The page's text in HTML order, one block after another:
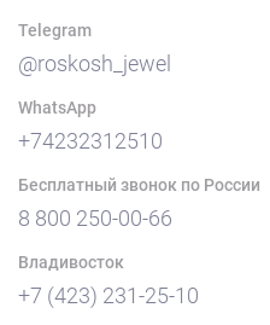
Telegram
@roskosh_jewel
WhatsApp
+74232312510
Бесплатный звонок по России
8 800 250-00-66
Владивосток
+7 (423) 231-25-10